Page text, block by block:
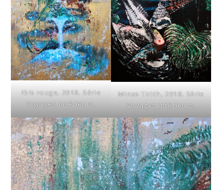
Ibis rouge, 2018. Série
Voyages intérieurs.
Minas Tirith, 2018. Série
Voyages intérieurs.